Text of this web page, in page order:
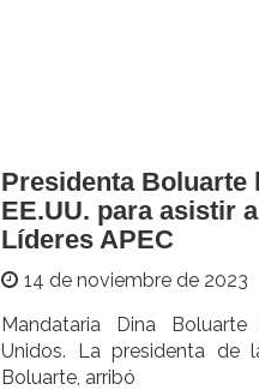
Presidenta Boluarte
EE.UU. para asistir
Líderes APEC
14 de noviembre de 2023
Mandataria Dina
Unidos. La presidenta de
Boluarte, arribó